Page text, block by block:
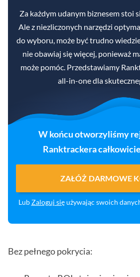
Za każdym udanym biznesem stoi
Ale z niezliczonych narzędzi
do wyboru, może być trudno
nie obawiaj się więcej, ponieważ
może pomóc. Przedstawiamy
all-in-one dla
W końcu otworzyliśmy
Ranktrackera
ZAŁÓŻ DARMOWE
LubZaloguj sięużywając swoich
Bez pełnego pokrycia: